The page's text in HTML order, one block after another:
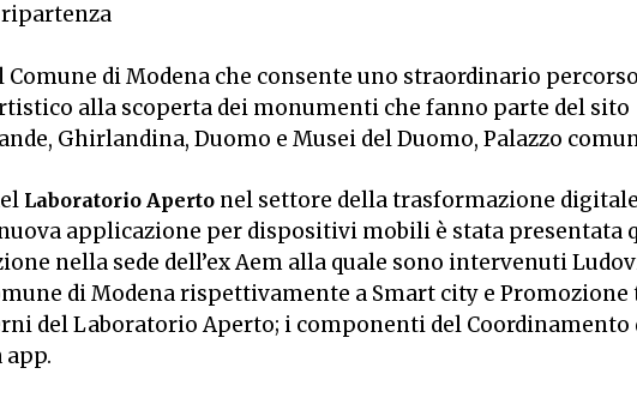
Comune di Modena che consente uno straordinario percorso
alla scoperta dei monumenti che fanno parte del sito
Ghirlandina, Duomo e Musei del Duomo, Palazzo
Laboratorio Aperto nel settore della trasformazione digitale
applicazione per dispositivi mobili è stata presentata
nella sede dell’ex Aem alla quale sono intervenuti
di Modena rispettivamente a Smart city e
del Laboratorio Aperto; i componenti del Coordinamento
app.